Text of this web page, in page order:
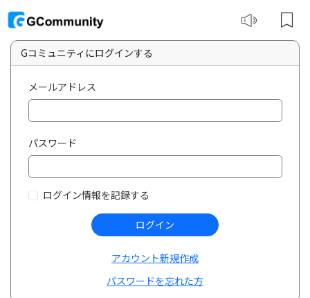
Gコミュニティにログインする
メールアドレス
パスワード
ログイン情報を記録する
ログイン
アカウント新規作成
パスワードを忘れた方